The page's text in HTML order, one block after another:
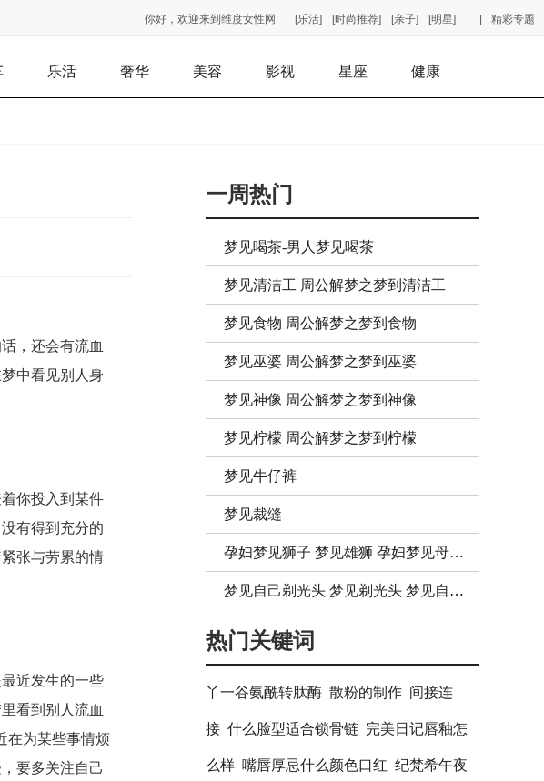
精彩专题
[乐活] [时尚推荐] [亲子] [明星]
你好，欢迎来到维度女性网
乐活 奢华 美容 影视 星座 健康
，还会有流血
中看见别人身
你投入到某件
有得到充分的
张与劳累的情
近发生的一些
看到别人流血
在为某些事情烦
要多关注自己
一周热门
梦见喝茶-男人梦见喝茶
梦见清洁工 周公解梦之梦到清洁工
梦见食物 周公解梦之梦到食物
梦见巫婆 周公解梦之梦到巫婆
梦见神像 周公解梦之梦到神像
梦见柠檬 周公解梦之梦到柠檬
梦见牛仔裤
梦见裁缝
孕妇梦见狮子 梦见雄狮 孕妇梦见母狮子
梦见自己剃光头 梦见剃光头 梦见自己光头
热门关键词
丫一谷氨酰转肽酶 散粉的制作 间接连
接 什么脸型适合锁骨链 完美日记唇釉怎
么样 嘴唇厚忌什么颜色口红 纪梵希午夜